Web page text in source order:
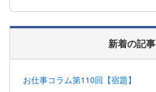
新着の記事
お仕事コラム第110回【宿題】